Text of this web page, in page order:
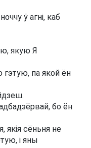
ў агні, каб
якую Я
па якой ён
бо ён
якія сёньня не
і яны